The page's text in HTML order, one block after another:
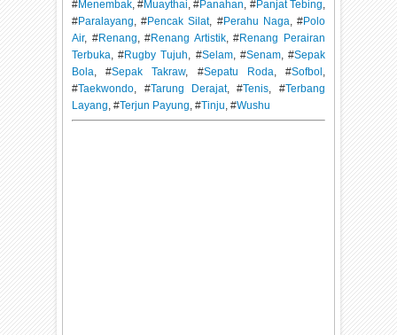
#Menembak , #Muaythai , #Panahan , #Panjat Tebing
#Paralayang , #Pencak Silat, #Perahu Naga , #Polo
Air, #Renang , #Renang Artistik, #Renang Perairan
Terbuka , #Rugby Tujuh , #Selam, #Senam, #Sepak
Bola , #Sepak Takraw, #Sepatu Roda , #Sofbol
#Taekwondo , #Tarung Derajat, #Tenis , #Terbang
Layang , #Terjun Payung , #Tinju , #Wushu